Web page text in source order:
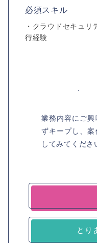
必須スキル
・クラウドセキュ
行経験
業務内容にご
ずキープし、
してみてくださ
とり